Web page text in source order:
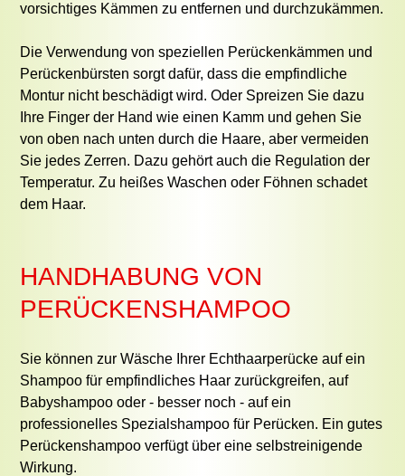
vorsichtiges Kämmen zu entfernen und durchzukämmen.
Die Verwendung von speziellen Perückenkämmen und
Perückenbürsten sorgt dafür, dass die empfindliche
Montur nicht beschädigt wird. Oder Spreizen Sie dazu
Ihre Finger der Hand wie einen Kamm und gehen Sie
von oben nach unten durch die Haare, aber vermeiden
Sie jedes Zerren. Dazu gehört auch die Regulation der
Temperatur. Zu heißes Waschen oder Föhnen schadet
dem Haar.
HANDHABUNG VON
PERÜCKENSHAMPOO
Sie können zur Wäsche Ihrer Echthaarperücke auf ein
Shampoo für empfindliches Haar zurückgreifen, auf
Babyshampoo oder - besser noch - auf ein
professionelles Spezialshampoo für Perücken. Ein gutes
Perückenshampoo verfügt über eine selbstreinigende
Wirkung.